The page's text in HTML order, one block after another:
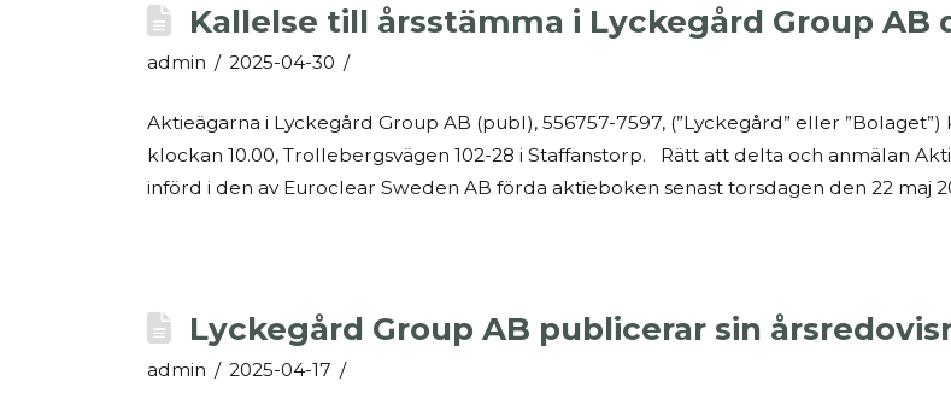
Kallelse till årsstämma i Lyckegård Group AB
admin 2025-04-30
Aktieägarna i Lyckegård Group AB (publ), 556757-7597, (”Lyckegård” eller
klockan 10.00, Trollebergsvägen 102-28 i Staffanstorp. Rätt att delta och anmälan
införd i den av Euroclear Sweden AB förda aktieboken senast torsdagen den 22 maj
Lyckegård Group AB publicerar sin
admin 2025-04-17